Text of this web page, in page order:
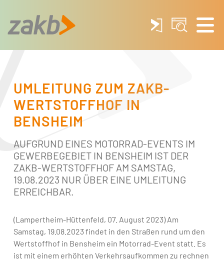
UMLEITUNG ZUM ZAKB-
WERTSTOFFHOF IN
BENSHEIM
AUFGRUND EINES MOTORRAD-EVENTS IM
GEWERBEGEBIET IN BENSHEIM IST DER
ZAKB-WERTSTOFFHOF AM SAMSTAG,
19.08.2023 NUR ÜBER EINE UMLEITUNG
ERREICHBAR.
(Lampertheim-Hüttenfeld, 07. August 2023) Am
Samstag, 19.08.2023 findet in den Straßen rund um den
Wertstoffhof in Bensheim ein Motorrad-Event statt. Es
ist mit einem erhöhten Verkehrsaufkommen zu rechnen